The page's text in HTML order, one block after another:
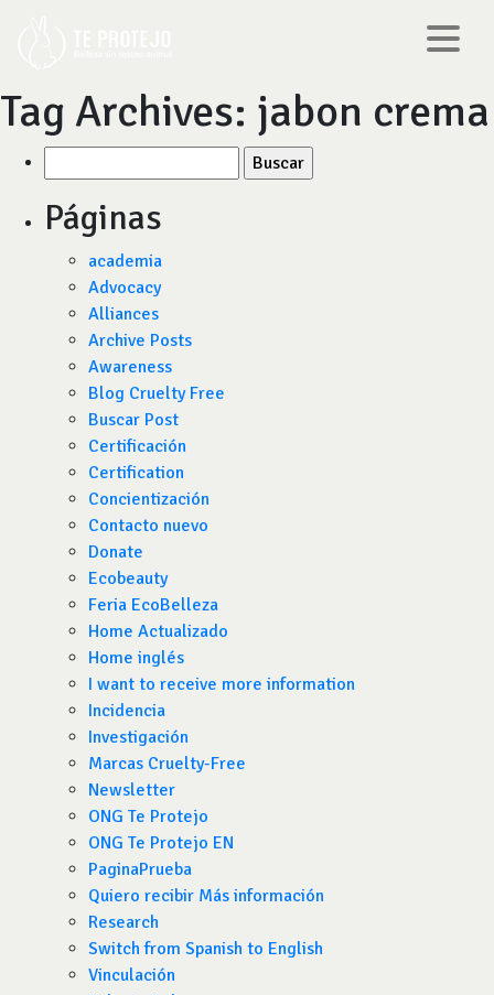
Tag Archives: jabon crema
por:
Páginas
academia
Advocacy
Alliances
Archive Posts
Awareness
Blog Cruelty Free
Buscar Post
Certificación
Certification
Concientización
Contacto nuevo
Donate
Ecobeauty
Feria EcoBelleza
Home Actualizado
Home inglés
I want to receive more information
Incidencia
Investigación
Marcas Cruelty-Free
Newsletter
ONG Te Protejo
ONG Te Protejo EN
PaginaPrueba
Quiero recibir Más información
Research
Switch from Spanish to English
Vinculación